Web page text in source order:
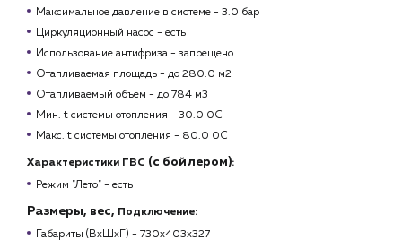
Максимальное давление в системе - 3.0 бар
Циркуляционный насос - есть
Использование антифриза - запрещено
Отапливаемая площадь - до 280.0 м2
Отапливаемый объем - до 784 м3
Мин. t системы отопления - 30.0 0C
Макс. t системы отопления - 80.0 0C
Характеристики ГВС (с бойлером):
Режим "Лето" - есть
Размеры, вес, Подключение:
Габариты (ВхШхГ) - 730x403x327